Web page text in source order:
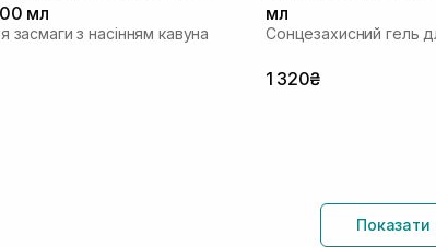
мл
засмаги з насінням кавуна
мл
Сонцезахисний гель
1 320₴
Показати